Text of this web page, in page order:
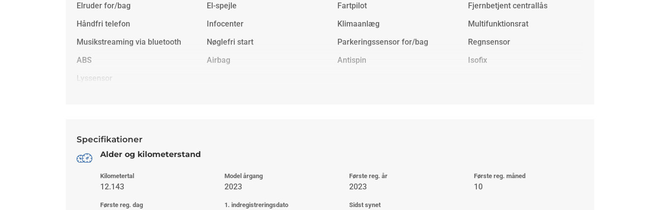
Elruder for/bag
El-spejle Fartpilot
Fjernbetjent centrallås
Håndfri telefon
Infocenter Klimaanlæg
Multifunktionsrat
Musikstreaming via bluetooth
Nøglefri start Parkeringssensor for/bag
Regnsensor
ABS
Airbag Antispin
Isofix
Lyssensor
Specifikationer
Alder og kilometerstand
Kilometertal
12.143
Model årgang
2023
Første reg. år
2023
Første reg. måned
10
Første reg. dag 1. indregistreringsdato Sidst synet